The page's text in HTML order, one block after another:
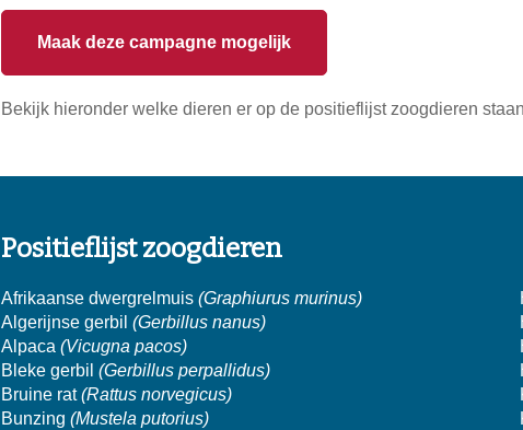
Maak deze campagne mogelijk
Bekijk hieronder welke dieren er op de positieflijst zoogdieren
Positieflijst zoogdieren
Afrikaanse dwergrelmuis(Graphiurus murinus)
Algerijnse gerbil (Gerbillus nanus)
Alpaca(Vicugna pacos)
Bleke gerbil (Gerbillus perpallidus)
Bruine rat (Rattus norvegicus)
Bunzing(Mustela putorius)